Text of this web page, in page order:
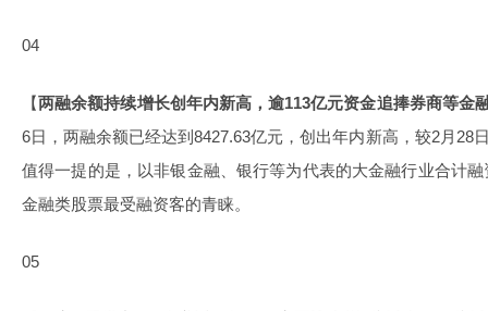
04
【两融余额持续增长创年内新高，逾113亿元资金追捧券商等金
6日，两融余额已经达到8427.63亿元，创出年内新高，较2月28
值得一提的是，以非银金融、银行等为代表的大金融行业合计融
金融类股票最受融资客的青睐。
05